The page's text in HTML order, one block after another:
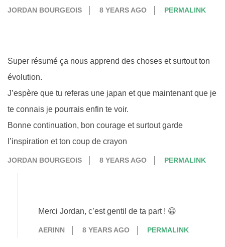
JORDAN BOURGEOIS 8 YEARS AGO PERMALINK
Super résumé ça nous apprend des choses et surtout ton
évolution.
J’espère que tu referas une japan et que maintenant que je
te connais je pourrais enfin te voir.
Bonne continuation, bon courage et surtout garde
l’inspiration et ton coup de crayon
JORDAN BOURGEOIS 8 YEARS AGO PERMALINK
Merci Jordan, c’est gentil de ta part ! 😀
AERINN 8 YEARS AGO PERMALINK